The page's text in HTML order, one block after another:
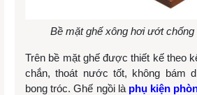
Bề mặt ghế xông hơi ướt
Trên bề mặt ghế được thiết kế theo
chắn, thoát nước tốt, không bám
bong tróc. Ghế ngồi là phụ kiện